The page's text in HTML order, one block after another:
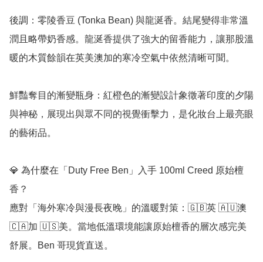
後調：零陵香豆 (Tonka Bean) 與龍涎香。結尾變得非常溫
潤且略帶奶香感。龍涎香提供了強大的留香能力，讓那股溫
暖的木質餘韻在英美澳加的寒冷空氣中依然清晰可聞。
鮮豔奪目的漸變瓶身：紅橙色的漸變設計象徵著印度的夕陽
與神秘，展現出與眾不同的視覺衝擊力，是化妝台上最亮眼
的藝術品。
💎 為什麼在「Duty Free Ben」入手 100ml Creed 原始檀
香？
應對「海外寒冷與漫長夜晚」的溫暖對策：🇬🇧英 🇦🇺澳
🇨🇦加 🇺🇸美。當地低溫環境能讓原始檀香的層次感完美
舒展。Ben 哥現貨直送。